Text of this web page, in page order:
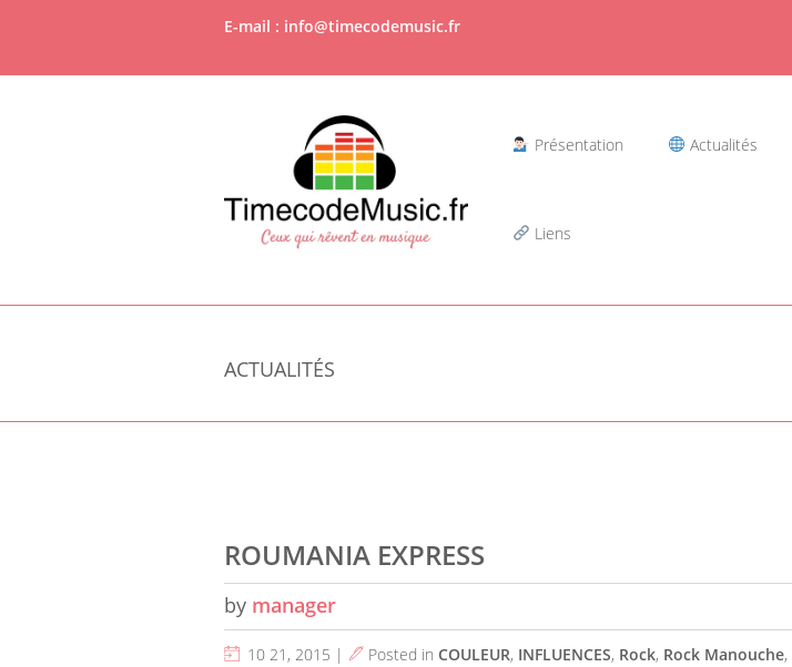
E-mail : info@timecodemusic.fr
Présentation Actualités
Liens
ACTUALITÉS
ROUMANIA EXPRESS
by manager
10 21, 2015 | Posted in COULEUR, INFLUENCES, Rock, Rock Manouche,